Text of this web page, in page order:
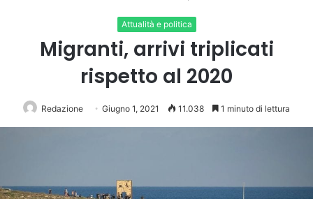
Attualità e politica
Migranti, arrivi triplicati
rispetto al 2020
Redazione Giugno 1, 2021 11.038 1 minuto di lettura